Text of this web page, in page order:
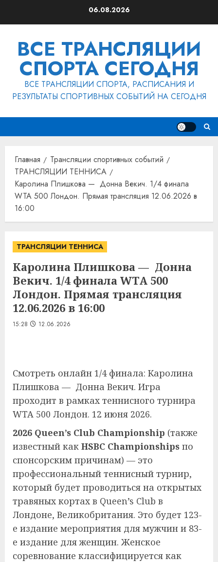
06.08.2026
ВСЕ ТРАНСЛЯЦИИ
СПОРТА СЕГОДНЯ
ВСЕ ТРАНСЛЯЦИИ СПОРТА, РАСПИСАНИЯ И
РЕЗУЛЬТАТЫ СПОРТИВНЫХ СОБЫТИЙ НА СЕГОДНЯ
Главная
Трансляции спортивных событий
ТРАНСЛЯЦИИ ТЕННИСА
Каролина Плишкова — Донна Векич. 1/4 финала
WTA 500 Лондон. Прямая трансляция 12.06.2026 в
16:00
ТРАНСЛЯЦИИ ТЕННИСА
Каролина Плишкова — Донна
Векич. 1/4 финала WTA 500
Лондон. Прямая трансляция
12.06.2026 в 16:00
15:28 12.06.2026
Смотреть онлайн 1/4 финала: Каролина
Плишкова — Донна Векич. Игра
проходит в рамках теннисного турнира
WTA 500 Лондон. 12 июня 2026.
2026 Queen’s Club Championship (также
известный как HSBC Championships по
спонсорским причинам) — это
профессиональный теннисный турнир,
который будет проводиться на открытых
травяных кортах в Queen’s Club в
Лондоне, Великобритания. Это будет 123-
е издание мероприятия для мужчин и 83-
е издание для женщин. Женское
соревнование классифицируется как